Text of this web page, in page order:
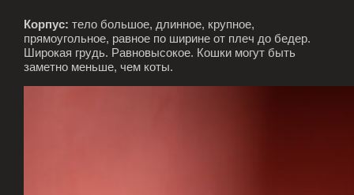
Корпус:тело большое, длинное, крупное,
прямоугольное, равное по ширине от плеч до бедер.
Широкая грудь. Равновысокое. Кошки могут быть
заметно меньше, чем коты.